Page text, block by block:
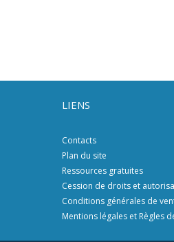
LIENS
Contacts
Plan du site
Ressources gratuites
Cession de droits et
Conditions générales de
Mentions légales et Règles